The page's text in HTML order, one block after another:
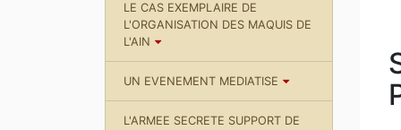
LE CAS EXEMPLAIRE DE
L'ORGANISATION DES MAQUIS DE
L'AIN
UN EVENEMENT MEDIATISE
L'ARMEE SECRETE SUPPORT DE